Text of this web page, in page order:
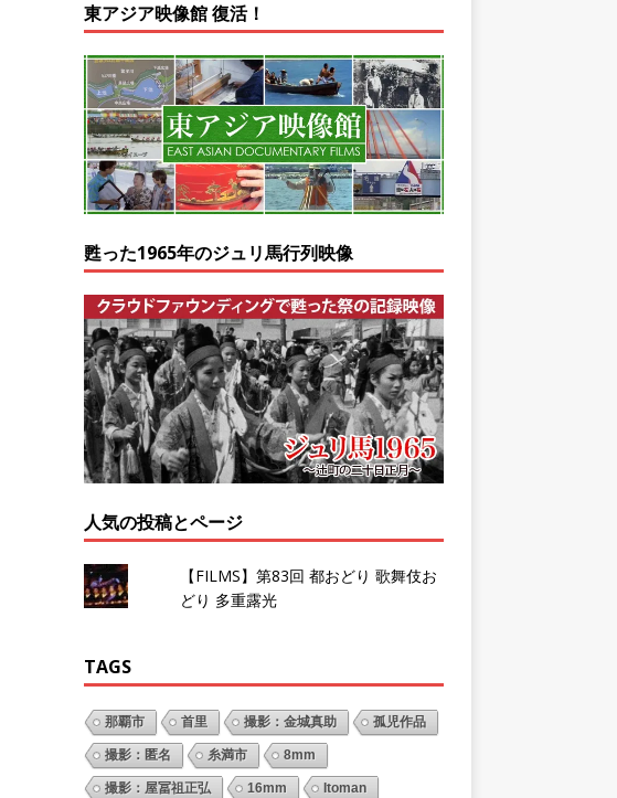
東アジア映像館 復活！
甦った1965年のジュリ馬行列映像
人気の投稿とページ
【FILMS】第83回 都おどり 歌舞伎お
どり 多重露光
TAGS
那覇市 首里 撮影：金城真助 孤児作品
撮影：匿名 糸満市 8mm
撮影：屋冨祖正弘 16mm Itoman